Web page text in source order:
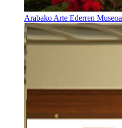
Arabako Arte Ederren Museoa